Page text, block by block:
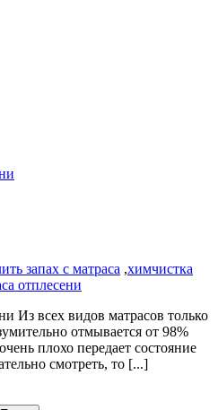
запах с матраса ,химчистка
отплесени
Из всех видов матрасов только
отмывается от 98%
плохо передает состояние
смотреть, то [...]